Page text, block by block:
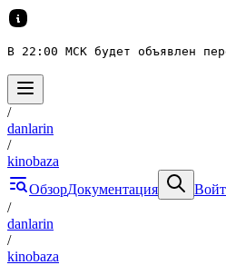
В 22:00 МСК будет объявлен
/
danlarin
/
kinobaza
ОбзорДокументация
/
danlarin
/
kinobaza